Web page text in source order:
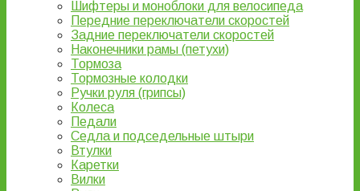
Шифтеры и моноблоки для велосипеда
Передние переключатели скоростей
Задние переключатели скоростей
Наконечники рамы (петухи)
Тормоза
Тормозные колодки
Ручки руля (грипсы)
Колеса
Педали
Седла и подседельные штыри
Втулки
Каретки
Вилки